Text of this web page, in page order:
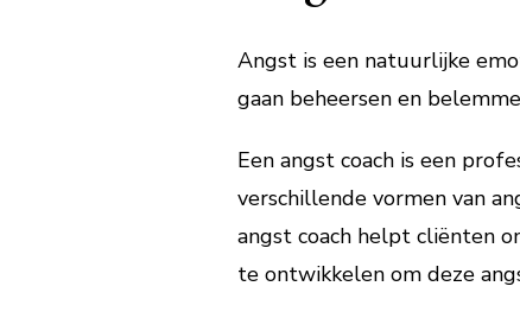
Angst is een natuurlijke
gaan beheersen en
Een angst coach is een
verschillende vormen van
angst coach helpt cliënten
te ontwikkelen om deze